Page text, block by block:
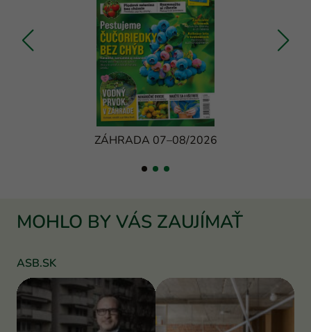
ZÁHRADA 07–08/2026
MOHLO BY VÁS ZAUJÍMAŤ
ASB.SK